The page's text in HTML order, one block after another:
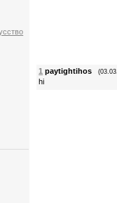
1 paytightihos
hi